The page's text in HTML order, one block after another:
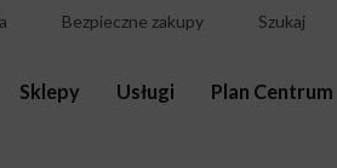
Bezpieczne zakupy Szukaj
Sklepy Usługi Plan Centrum